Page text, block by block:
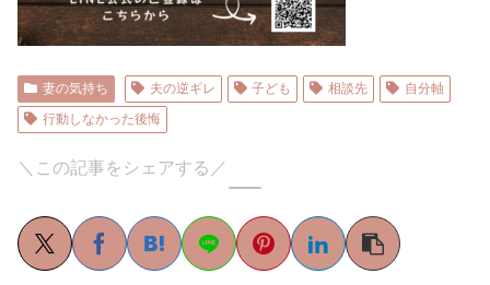
妻の気持ち 夫の逆ギレ 子ども 相談先
自分軸
行動しなかった後悔
＼この記事をシェアする／